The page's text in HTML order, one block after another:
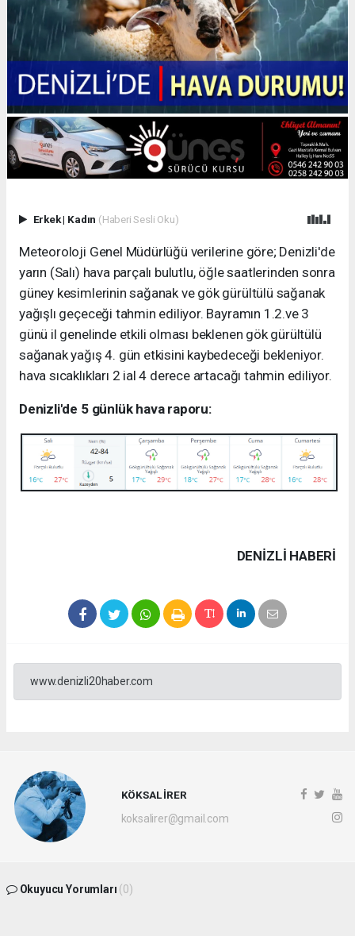
Erkek| Kadın (Haberi Sesli Oku)
Meteoroloji Genel Müdürlüğü verilerine göre; Denizli'de
yarın (Salı) hava parçalı bulutlu, öğle saatlerinden sonra
güney kesimlerinin sağanak ve gök gürültülü sağanak
yağışlı geçeceği tahmin ediliyor. Bayramın 1.2.ve 3
günü il genelinde etkili olması beklenen gök gürültülü
sağanak yağış 4. gün etkisini kaybedeceği bekleniyor.
hava sıcaklıkları 2 ial 4 derece artacağı tahmin ediliyor.
Denizli'de 5 günlük hava raporu:
DENIZLI HABERİ
www.denizli20haber.com
KÖKSAL İRER
koksalirer@gmail.com
Okuyucu Yorumları (0)